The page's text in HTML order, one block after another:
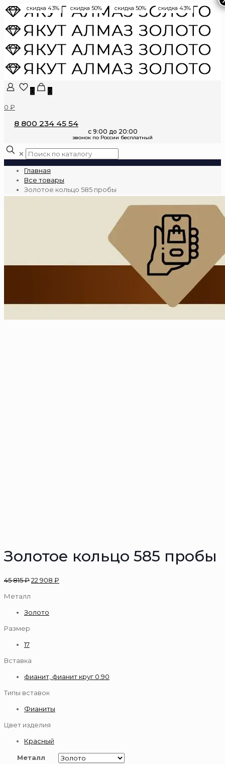
0
0
0 ₽
8 800 234 45 54
✕
Главная
Все товары
Золотое кольцо 585 пробы
Золотое кольцо 585 пробы
45 815₽22 908 ₽
Металл
Золото
Размер
17
Вставка
фианит, фианит круг 0.90
Типы вставок
Фианиты
Цвет изделия
Красный
Металл
скидка 43% скидка 50% скидка 50% скидка 43%